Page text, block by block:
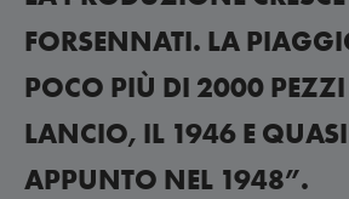
FORSENNATI. LA
POCO PIÙ DI 2000 PEZZI
LANCIO, IL 1946 E
APPUNTO NEL 1948”.